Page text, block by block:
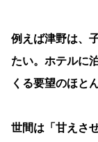
例えば津野は、
たい。ホテルに
くる要望のほと
世間は「甘えさ